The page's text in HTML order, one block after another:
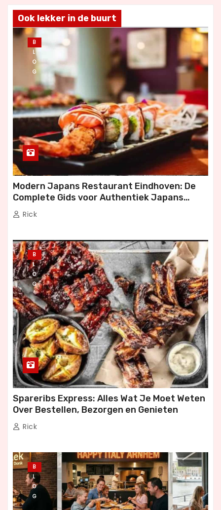
i
c
t
e
n
p
a
g
i
e
r
i
n
g
Ook lekker in de buurt
B
L
O
G
Modern Japans Restaurant Eindhoven: De
Complete Gids voor Authentiek Japans
Dineren
Rick
B
L
O
G
Spareribs Express: Alles Wat Je Moet Weten
Over Bestellen, Bezorgen en Genieten
Rick
B
L
O
G